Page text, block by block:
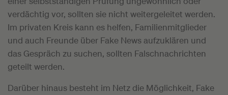
verdächtig vor, sollten sie nicht weitergeleitet werden.
Im privaten Kreis kann es helfen, Familienmitglieder
und auch Freunde über Fake News aufzuklären und
das Gespräch zu suchen, sollten Falschnachrichten
geteilt werden.
Darüber hinaus besteht im Netz die Möglichkeit, Fake